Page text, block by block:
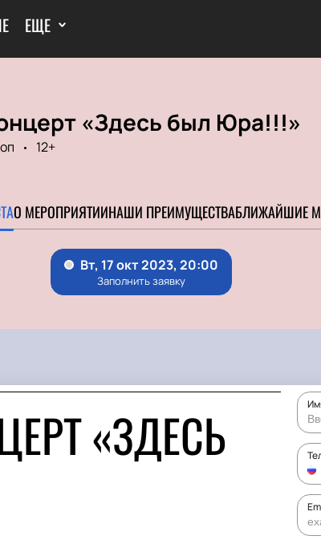
ЕЩЕ
«Здесь был Юра!!!»
12+
О МЕРОПРИЯТИИНАШИ ПРЕИМУЩЕСТВАБЛИЖАЙШИЕ
«ЗДЕСЬ